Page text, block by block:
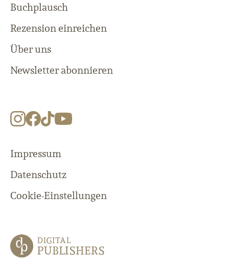
Buchplausch
Rezension einreichen
Über uns
Newsletter abonnieren
Impressum
Datenschutz
Cookie-Einstellungen